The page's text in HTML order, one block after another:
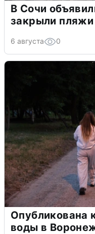
В Сочи
закрыли пляжи
6 августа 0
Опубликована
воды в